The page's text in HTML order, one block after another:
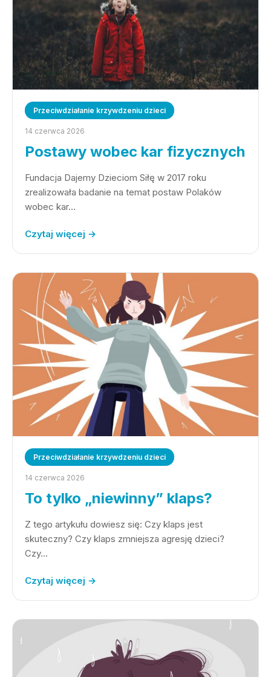
Przeciwdziałanie krzywdzeniu dzieci
14 czerwca 2026
Postawy wobec kar fizycznych
Fundacja Dajemy Dzieciom Siłę w 2017 roku
zrealizowała badanie na temat postaw Polaków
wobec kar…
Czytaj więcej →
Przeciwdziałanie krzywdzeniu dzieci
14 czerwca 2026
To tylko „niewinny” klaps?
Z tego artykułu dowiesz się: Czy klaps jest
skuteczny? Czy klaps zmniejsza agresję dzieci?
Czy…
Czytaj więcej →